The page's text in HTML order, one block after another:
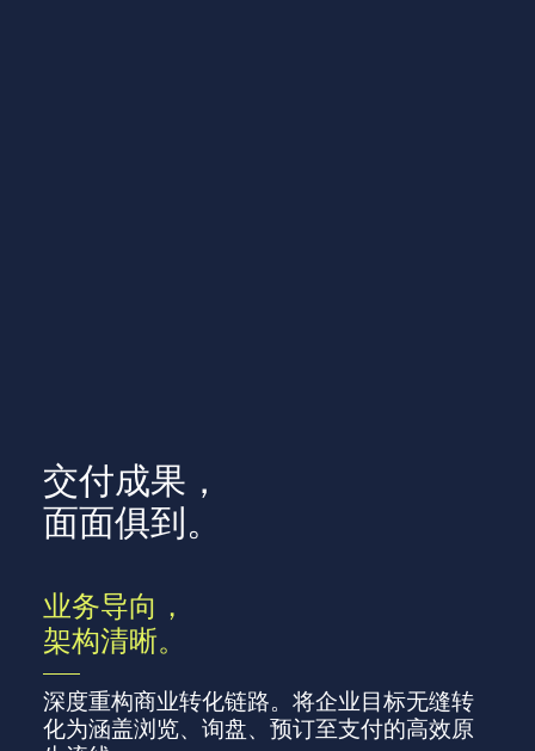
交付成果，
面面俱到。
业务导向，
架构清晰。
深度重构商业转化链路。将企业目标无缝转
化为涵盖浏览、询盘、预订至支付的高效原